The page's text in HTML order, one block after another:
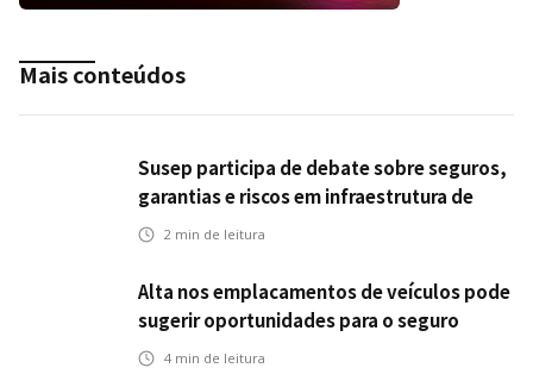
Mais conteúdos
Susep participa de debate sobre seguros,
garantias e riscos em infraestrutura de
transportes
2 min de leitura
Alta nos emplacamentos de veículos pode
sugerir oportunidades para o seguro
automotivo
4 min de leitura